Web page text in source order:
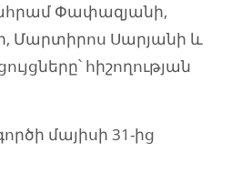
Փափազյանի,
Մարտիրոս Սարյանի և
հիշողության
մայիսի 31-ից